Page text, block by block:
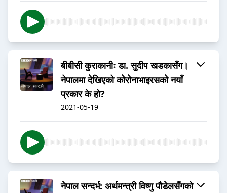
बीबीसी कुराकानीः डा. सुदीप खडकासँग।
नेपालमा देखिएको कोरोनाभाइरसको नयाँ
प्रकार के हो?
2021-05-19
नेपाल सन्दर्भ: अर्थमन्त्री विष्णु पौडेलसँगको